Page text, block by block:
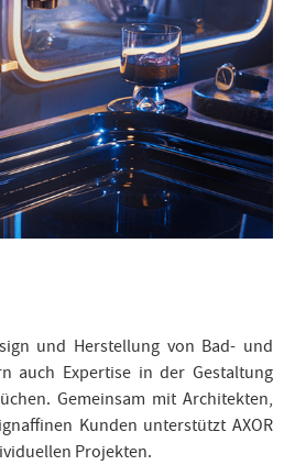
und Herstellung von Bad- und
auch Expertise in der Gestaltung
Gemeinsam mit Architekten,
Kunden unterstützt AXOR
Projekten.